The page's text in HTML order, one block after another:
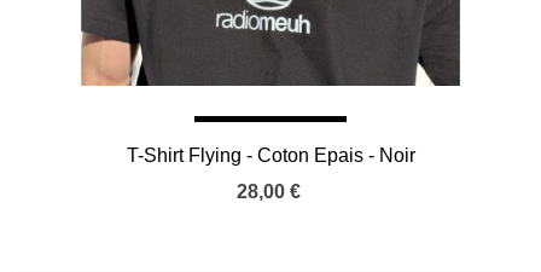
T-Shirt Flying - Coton Epais - Noir
28,00 €